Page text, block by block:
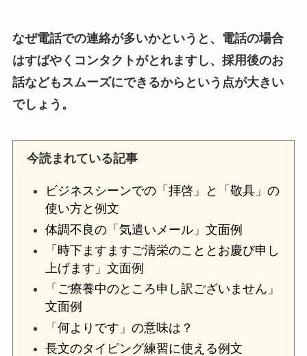
なぜ電話での連絡が多いかというと、電話の場合
はすばやくコンタクトがとれますし、採用後のお
話などもスムーズにできるからという点が大きい
でしょう。
今読まれている記事
ビジネスシーンでの「拝啓」と「敬具」の
使い方と例文
体調不良の「気遣いメール」文面例
「時下ますますご清栄のこととお慶び申し
上げます」文面例
「ご療養中のところ申し訳ございません」
文面例
「何よりです」の意味は？
長文のタイピング練習に使える例文